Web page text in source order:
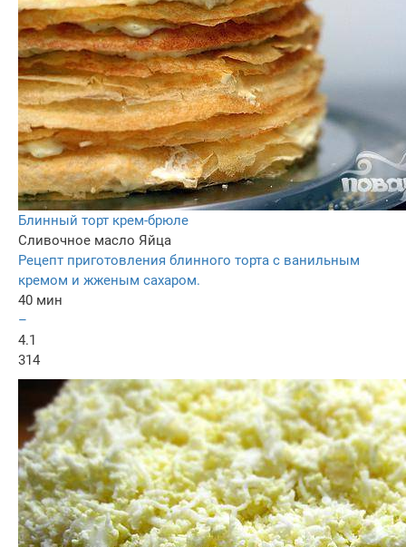
Блинный торт крем-брюле
Сливочное масло Яйца
Рецепт приготовления блинного торта с ванильным
кремом и жженым сахаром.
40 мин
–
4.1
314